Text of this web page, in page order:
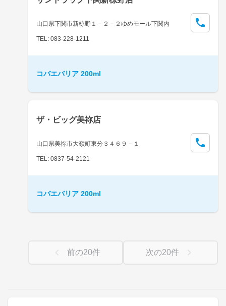
山口県下関市新椋野１－２－２ゆめモール下関内
TEL: 083-228-1211
コバエバリア 200ml
ザ・ビッグ美祢店
山口県美祢市大嶺町東分３４６９－１
TEL: 0837-54-2121
コバエバリア 200ml
前の20件 次の20件